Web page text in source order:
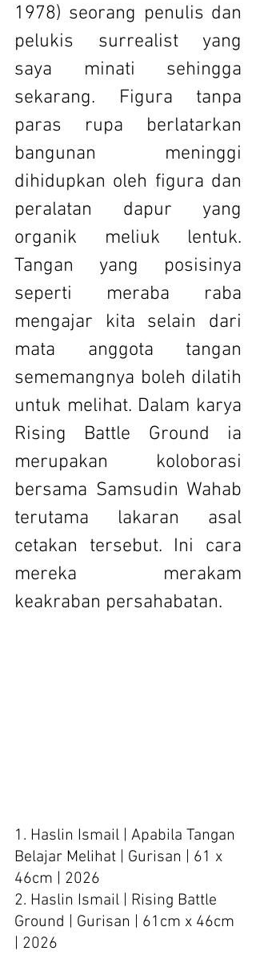
1978) seorang penulis dan
pelukis surrealist yang
saya minati sehingga
sekarang. Figura tanpa
paras rupa berlatarkan
bangunan meninggi
dihidupkan oleh figura dan
peralatan dapur yang
organik meliuk lentuk.
Tangan yang posisinya
seperti meraba raba
mengajar kita selain dari
mata anggota tangan
sememangnya boleh dilatih
untuk melihat. Dalam karya
Rising Battle Ground ia
merupakan koloborasi
bersama Samsudin Wahab
terutama lakaran asal
cetakan tersebut. Ini cara
mereka merakam
keakraban persahabatan.
1. Haslin Ismail | Apabila Tangan
Belajar Melihat | Gurisan | 61 x
46cm | 2026
2. Haslin Ismail | Rising Battle
Ground | Gurisan | 61cm x 46cm
| 2026